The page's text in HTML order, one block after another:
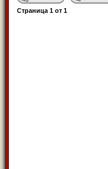
Страница 1 от 1